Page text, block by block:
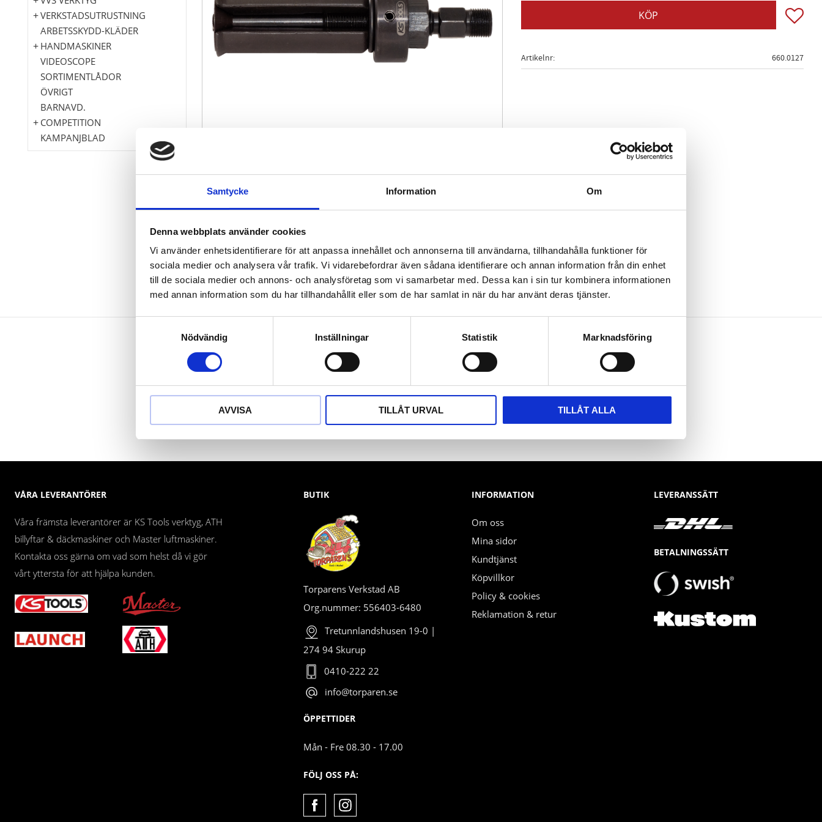
Samtycke Information Om
Denna webbplats använder cookies
Vi använder enhetsidentifierare för att anpassa innehållet och annonserna till användarna, tillhandahålla funktioner för
sociala medier och analysera vår trafik. Vi vidarebefordrar även sådana identifierare och annan information från din enhet
till de sociala medier och annons- och analysföretag som vi samarbetar med. Dessa kan i sin tur kombinera informationen
med annan information som du har tillhandahållit eller som de har samlat in när du har använt deras tjänster.
Nödvändig
Inställningar Statistik Marknadsföring
AVVISA TILLÅT URVAL TILLÅT ALLA
KÖP Lägg
Artikelnr 660.0127
Speciellt-verktygsstål
VERKSTADSUTRUSTNING
ARBETSSKYDD-KLÄDER
HANDMASKINER
VIDEOSCOPE
SORTIMENTLÅDOR
ÖVRIGT
BARNAVD.
COMPETITION
KAMPANJBLAD
PRENUMERERA
Dina personuppgifter behandlas i enlighet med vårintegritetspolicy.
VÅRA LEVERANTÖRER
Våra främsta leverantörer är KS Tools verktyg, ATH
billyftar & däckmaskiner och Master luftmaskiner.
Kontakta oss gärna om vad som helst då vi gör
vårt yttersta för att hjälpa kunden.
BUTIK
Torparens Verkstad AB
Org.nummer: 556403-6480
Tretunnlandshusen 19-0 |
274 94 Skurup
0410-222 22
info@torparen.se
ÖPPETTIDER
Mån - Fre 08.30 - 17.00
FÖLJ OSS PÅ:
INFORMATION
Om oss
Mina sidor
Kundtjänst
Köpvillkor
Policy & cookies
Reklamation & retur
LEVERANSSÄTT
BETALNINGSSÄTT